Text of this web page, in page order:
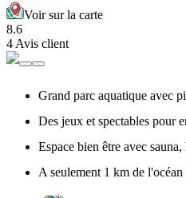
Voir sur la carte
8.6
4 Avis client
Grand parc aquatique avec
Des jeux et spectables pour
Espace bien être avec
A seulement 1 km de